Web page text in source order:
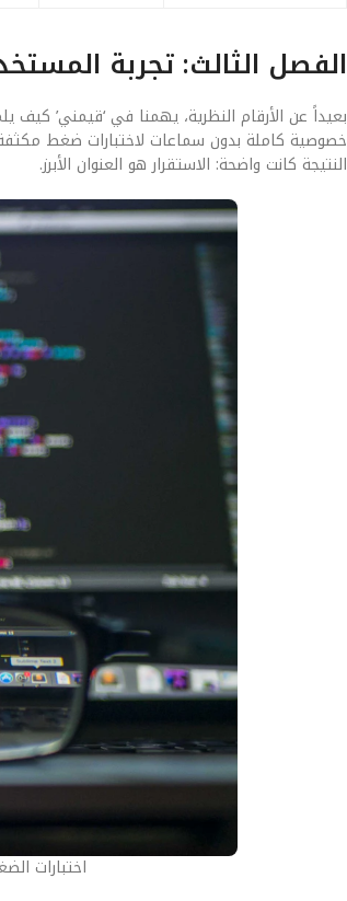
الفصل الثالث: تجربة
خصوصية كاملة بدون سماعات لاختبارات ضغط مكثفة
النتيجة كانت واضحة: الاستقرار هو العنوان الأبرز.
اختبارات